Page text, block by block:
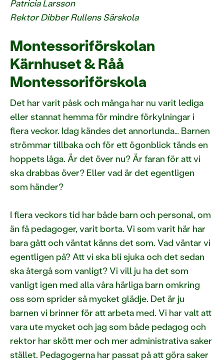
Patricia Larsson
Rektor Dibber Rullens Särskola
Montessoriförskolan
Kärnhuset & Råå
Montessoriförskola
Det har varit påsk och många har nu varit lediga
eller stannat hemma för mindre förkylningar i
flera veckor. Idag kändes det annorlunda… Barnen
strömmar tillbaka och för ett ögonblick tänds en
hoppets låga. Är det över nu? Är faran för att vi
ska drabbas över? Eller vad är det egentligen
som händer?
I flera veckors tid har både barn och personal, om
än få pedagoger, varit borta. Vi som varit här har
bara gått och väntat känns det som. Vad väntar vi
egentligen på? Att vi ska bli sjuka och det sedan
ska återgå som vanligt? Vi vill ju ha det som
vanligt igen med alla våra härliga barn omkring
oss som sprider så mycket glädje. Det är ju
barnen vi brinner för att arbeta med. Vi har valt att
vara ute mycket och jag som både pedagog och
rektor har skött mer och mer administrativa saker
stället. Pedagogerna har passat på att göra saker